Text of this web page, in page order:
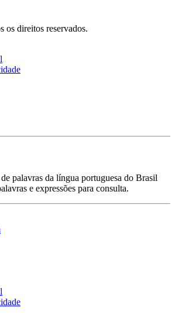
os direitos reservados.
palavras da língua portuguesa do Brasil
e expressões para consulta.